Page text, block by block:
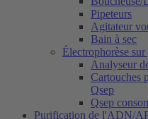
Pipeteurs
Agitateur
Bain à sec
Électrophorèse
Analyseur
Cartouches
Qsep
Qsep
Purification de l'ADN/